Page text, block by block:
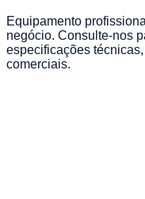
Equipamento
negócio. Consulte-nos
especificações
comerciais.